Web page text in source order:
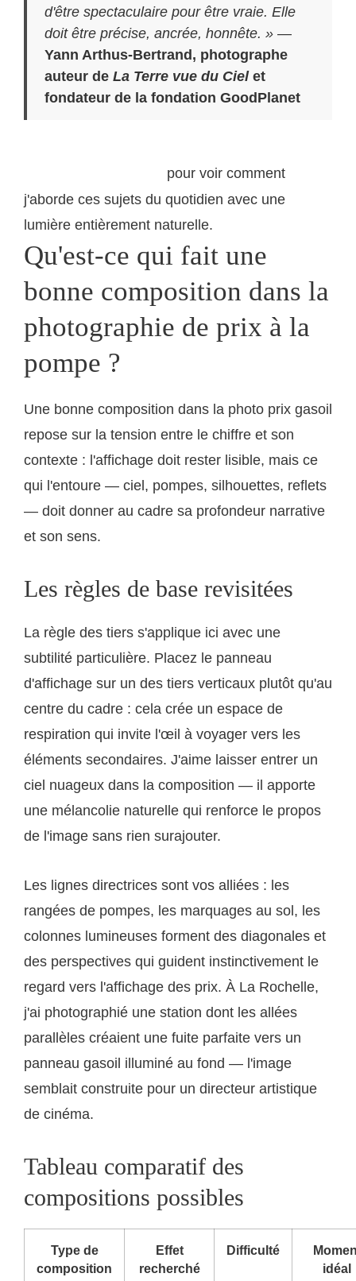
d'être spectaculaire pour être vraie. Elle
doit être précise, ancrée, honnête. » —
Yann Arthus-Bertrand, photographe
auteur deLa Terre vue du Cielet
fondateur de la fondation GoodPlanet
pour voir comment
j'aborde ces sujets du quotidien avec une
lumière entièrement naturelle.
Qu'est-ce qui fait une
bonne composition dans la
photographie de prix à la
pompe ?
Une bonne composition dans la photo prix gasoil
repose sur la tension entre le chiffre et son
contexte : l'affichage doit rester lisible, mais ce
qui l'entoure — ciel, pompes, silhouettes, reflets
— doit donner au cadre sa profondeur narrative
et son sens.
Les règles de base revisitées
La règle des tiers s'applique ici avec une
subtilité particulière. Placez le panneau
d'affichage sur un des tiers verticaux plutôt qu'au
centre du cadre : cela crée un espace de
respiration qui invite l'œil à voyager vers les
éléments secondaires. J'aime laisser entrer un
ciel nuageux dans la composition — il apporte
une mélancolie naturelle qui renforce le propos
de l'image sans rien surajouter.
Les lignes directrices sont vos alliées : les
rangées de pompes, les marquages au sol, les
colonnes lumineuses forment des diagonales et
des perspectives qui guident instinctivement le
regard vers l'affichage des prix. À La Rochelle,
j'ai photographié une station dont les allées
parallèles créaient une fuite parfaite vers un
panneau gasoil illuminé au fond — l'image
semblait construite pour un directeur artistique
de cinéma.
Tableau comparatif des
compositions possibles
Type de
composition
Effet
recherché
Difficulté
idéal